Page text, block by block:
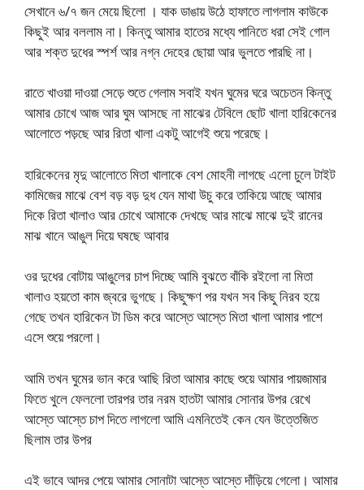
সেখানে ৬/৭ জন মেয়ে ছিলো । যাক ডাঙায় উঠে হাফাতে লাগলাম কাউকে
কিছুই আর বললাম না। কিন্তু আমার হাতের মধ্যে পানিতে ধরা সেই গোল
আর শক্ত দুধের স্পর্শ আর নগ্ন দেহের ছোয়া আর ভুলতে পারছি না।
রাতে খাওয়া দাওয়া সেড়ে শুতে গেলাম সবাই যখন ঘুমের ঘরে অচেতন কিন্তু
আমার চোখে আজ আর ঘুম আসছে না মাঝের টেবিলে ছোট খালা হারিকেনের
আলোতে পড়ছে আর রিতা খালা একটু আগেই শুয়ে পরেছে।
হারিকেনের মৃদু আলোতে মিতা খালাকে বেশ মোহনী লাগছে এলো চুলে টাইট
কামিজের মাঝে বেশ বড় বড় দুধ যেন মাথা উচু করে তাকিয়ে আছে আমার
দিকে রিতা খালাও আর চোখে আমাকে দেখছে আর মাঝে মাঝে দুই রানের
মাঝ খানে আঙুল দিয়ে ঘষছে আবার
ওর দুধের বোটায় আঙুলের চাপ দিচ্ছে আমি বুঝতে বাঁকি রইলো না মিতা
খালাও হয়তো কাম জ্বরে ভুগছে। কিছুক্ষণ পর যখন সব কিছু নিরব হয়ে
গেছে তখন হারিকেন টা ডিম করে আস্তে আস্তে মিতা খালা আমার পাশে
এসে শুয়ে পরলো।
আমি তখন ঘুমের ভান করে আছি রিতা আমার কাছে শুয়ে আমার পায়জামার
ফিতে খুলে ফেললো তারপর তার নরম হাতটা আমার সোনার উপর রেখে
আস্তে আস্তে চাপ দিতে লাগলো আমি এমনিতেই কেন যেন উত্তেজিত
ছিলাম তার উপর
এই ভাবে আদর পেয়ে আমার সোনাটা আস্তে আস্তে দাঁড়িয়ে গেলো। আমার